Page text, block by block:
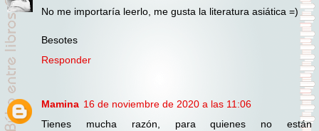
No me importaría leerlo, me gusta la literatura asiática =)
Besotes
Responder
Mamina 16 de noviembre de 2020 a las 11:06
Tienes mucha razón, para quienes no están